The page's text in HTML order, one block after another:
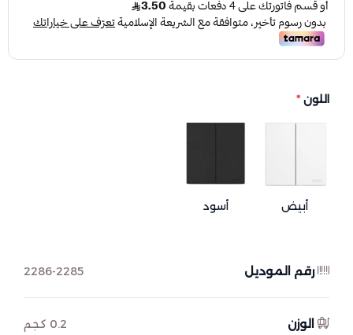
اللون *
أبيض أسود
رقم الموديل 2286-2285
الوزن 0.2 كجم